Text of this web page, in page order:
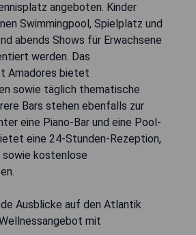
angeboten. Kinder
Swimmingpool, Spielplatz und
abends Shows für Erwachsene
werden. Das
Amadores bietet
sowie täglich thematische
Bars stehen ebenfalls zur
eine Piano-Bar und eine Pool-
eine 24-Stunden-Rezeption,
kostenlose
Ausblicke auf den Atlantik
mit